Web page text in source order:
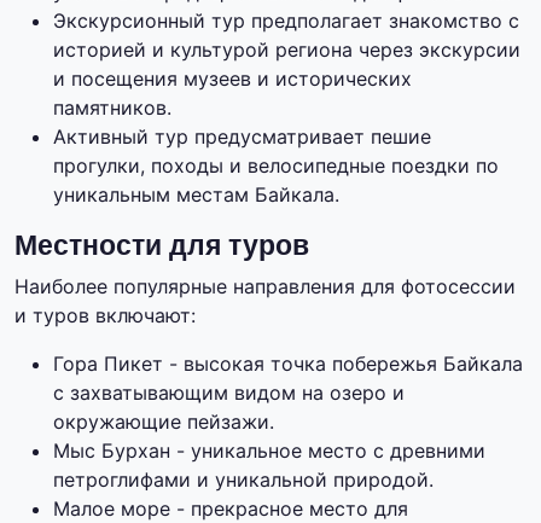
Экскурсионный тур предполагает знакомство с
историей и культурой региона через экскурсии
и посещения музеев и исторических
памятников.
Активный тур предусматривает пешие
прогулки, походы и велосипедные поездки по
уникальным местам Байкала.
Местности для туров
Наиболее популярные направления для фотосессии
и туров включают:
Гора Пикет - высокая точка побережья Байкала
с захватывающим видом на озеро и
окружающие пейзажи.
Мыс Бурхан - уникальное место с древними
петроглифами и уникальной природой.
Малое море - прекрасное место для